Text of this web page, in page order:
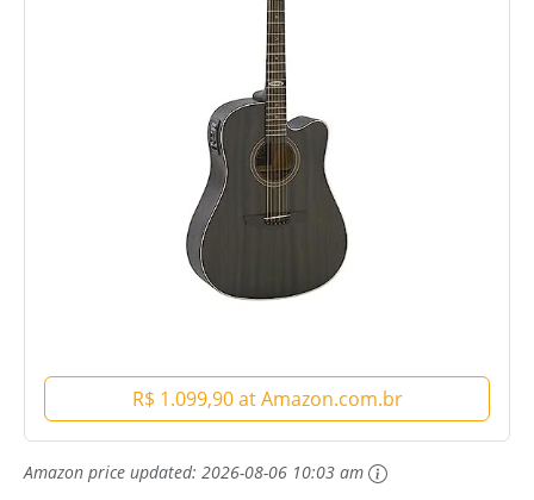
R$ 1.099,90 at Amazon.com.br
Amazon price updated: 2026-08-06 10:03 am